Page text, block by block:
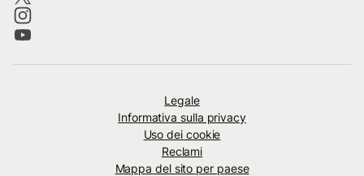
Legale
Informativa sulla privacy
Uso dei cookie
Reclami
Mappa del sito per paese